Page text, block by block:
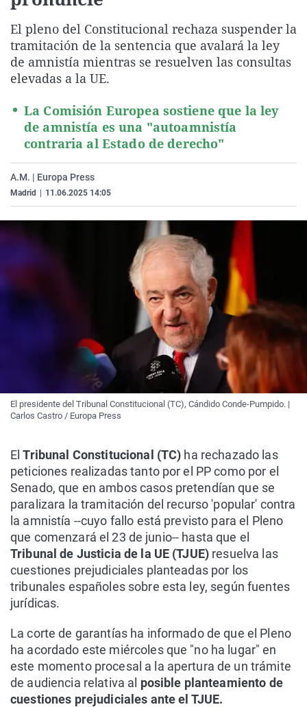
Gente viajera
Como el perro y el
Retornados
Equipo de
Galicia
La Rioja
País Vasco
Televisión
Elecciones
El pleno del Constitucional rechaza suspender la
tramitación de la sentencia que avalará la ley
de amnistía mientras se resuelven las consultas
elevadas a la UE.
La Comisión Europea sostiene que la ley
de amnistía es una "autoamnistía
contraria al Estado de derecho"
A.M. | Europa Press
Madrid 11.06.2025 14:05
El presidente del Tribunal Constitucional (TC), Cándido Conde-Pumpido. |
Carlos Castro / Europa Press
ElTribunal Constitucional (TC) ha rechazado las
peticiones realizadas tanto por el PP como por el
Senado, que en ambos casos pretendían que se
paralizara la tramitación del recurso 'popular' contra
la amnistía --cuyo fallo está previsto para el Pleno
que comenzará el 23 de junio-- hasta que el
Tribunal de Justicia de la UE (TJUE) resuelva las
cuestiones prejudiciales planteadas por los
tribunales españoles sobre esta ley, según fuentes
jurídicas.
La corte de garantías ha informado de que el Pleno
ha acordado este miércoles que "no ha lugar" en
este momento procesal a la apertura de un trámite
de audiencia relativa al posible planteamiento de
cuestiones prejudiciales ante el TJUE.